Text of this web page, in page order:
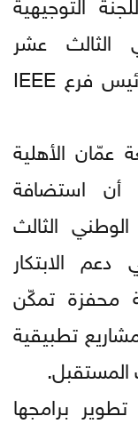
الثالث عشر
الأستاذ الدكتور غيث عبنده، ورئيس فرع IEEE
عمّان الأهلية
أن استضافة
الثالث
الابتكار
محفزة تمكّن
تطبيقية
برامجها